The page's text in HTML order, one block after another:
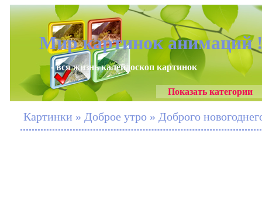
Мир картинок анимаций
- вся жизнь калейдоскоп картинок
Показать категории
Картинки » Доброе утро » Доброго